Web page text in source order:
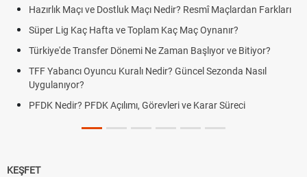
Hazırlık Maçı ve Dostluk Maçı Nedir? Resmî Maçlardan Farkları
Süper Lig Kaç Hafta ve Toplam Kaç Maç Oynanır?
Türkiye'de Transfer Dönemi Ne Zaman Başlıyor ve Bitiyor?
TFF Yabancı Oyuncu Kuralı Nedir? Güncel Sezonda Nasıl
Uygulanıyor?
PFDK Nedir? PFDK Açılımı, Görevleri ve Karar Süreci
KEŞFET